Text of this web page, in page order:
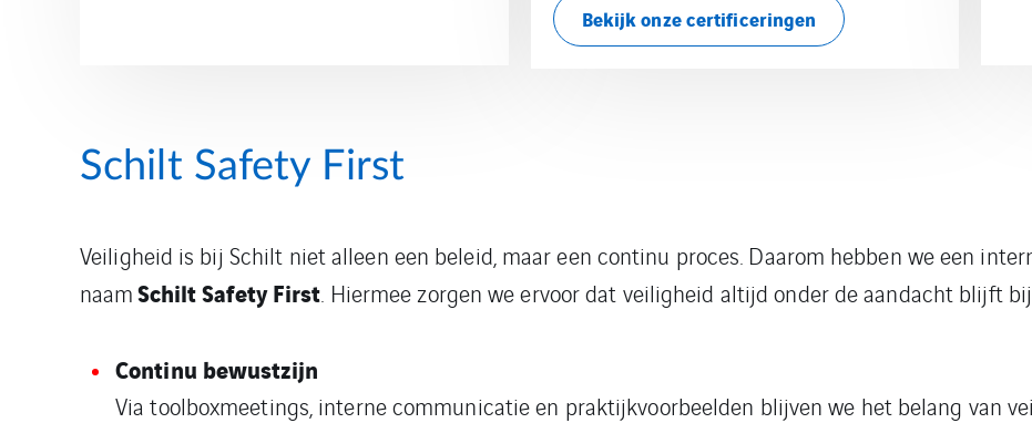
Bekijk onze certificeringen
Schilt Safety First
Veiligheid is bij Schilt niet alleen een beleid, maar een continu proces. Daarom hebben we een
naamSchiltSafety First. Hiermee zorgen we ervoor dat veiligheid altijd onder de aandacht blijft
Continu bewustzijn
Via toolboxmeetings, interne communicatie en praktijkvoorbeelden blijven we het belang van